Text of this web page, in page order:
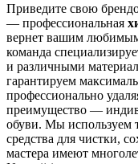
Приведите свою
— профессиональная
вернет вашим
команда
и различными
гарантируем
профессионально
преимущество —
обуви. Мы используем
средства для чистки,
мастера имеют